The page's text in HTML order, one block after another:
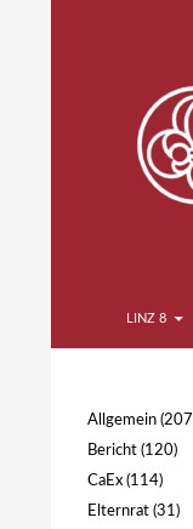
LINZ 8
Ebelsberg
Allgemein
Bericht (120)
CaEx (114)
Elternrat (31)